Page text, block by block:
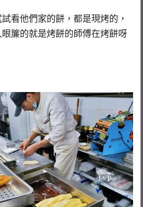
看他們家的餅，都是現烤的，
簾的就是烤餅的師傅在烤餅呀